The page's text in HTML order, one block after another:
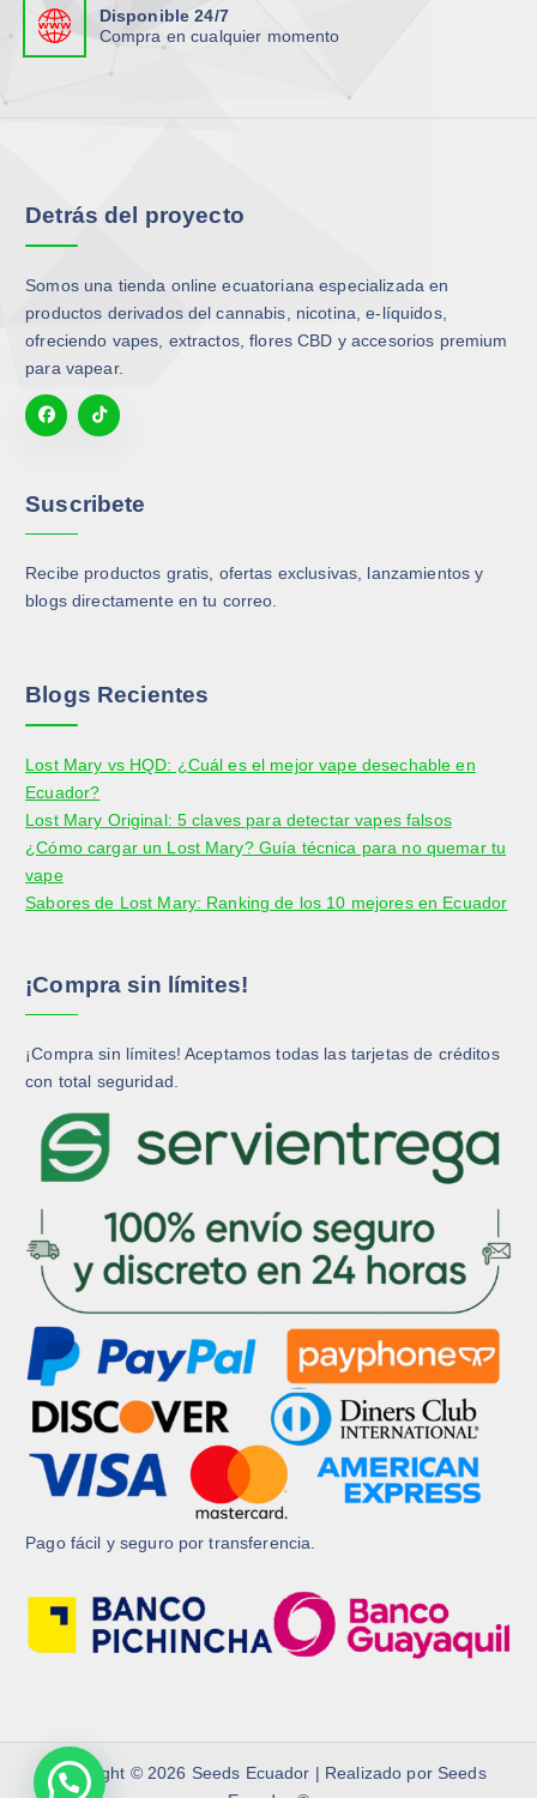
Disponible 24/7
Compra en cualquier momento
Detrás del proyecto
Somos una tienda online ecuatoriana especializada en
productos derivados del cannabis, nicotina, e-líquidos,
ofreciendo vapes, extractos, flores CBD y accesorios premium
para vapear.
Suscribete
Recibe productos gratis, ofertas exclusivas, lanzamientos y
blogs directamente en tu correo.
Blogs Recientes
Lost Mary vs HQD: ¿Cuál es el mejor vape desechable en
Ecuador?
Lost Mary Original: 5 claves para detectar vapes falsos
¿Cómo cargar un Lost Mary? Guía técnica para no quemar tu
vape
Sabores de Lost Mary: Ranking de los 10 mejores en Ecuador
¡Compra sin límites!
¡Compra sin límites! Aceptamos todas las tarjetas de créditos
con total seguridad.
Pago fácil y seguro por transferencia.
Copyright © 2026 Seeds Ecuador | Realizado por Seeds